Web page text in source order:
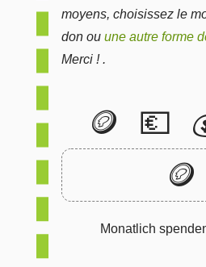
moyens, choisissez le
don ou une autre forme
Merci ! .
🪙 💶
🪙
Monatlich